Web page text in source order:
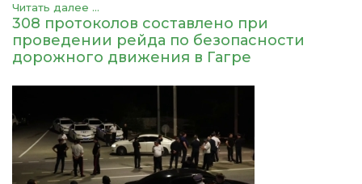
Читать далее ...
308 протоколов составлено при
проведении рейда по безопасности
дорожного движения в Гагре